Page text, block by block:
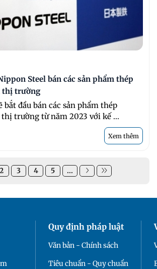
Steel bán các sản phẩm thép
thị trường
bắt đầu bán các sản phẩm thép
trường từ năm 2023 với kế ...
Xem thêm
2 3 4 5 ...
Quy định pháp luật
Văn bản - Chính sách
Tiêu chuẩn - Quy chuẩn